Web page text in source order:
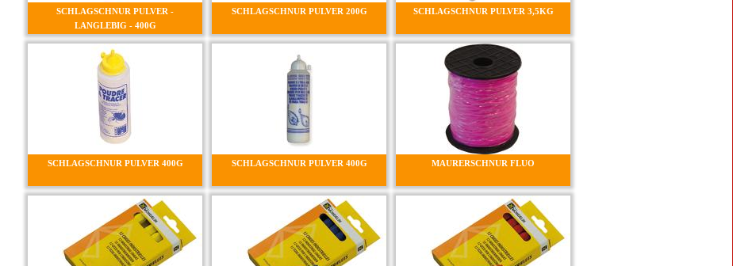
SCHLAGSCHNUR PULVER -
LANGLEBIG - 400G
SCHLAGSCHNUR PULVER 200G SCHLAGSCHNUR PULVER 3,5KG
SCHLAGSCHNUR PULVER 400G SCHLAGSCHNUR PULVER 400G MAURERSCHNUR FLUO